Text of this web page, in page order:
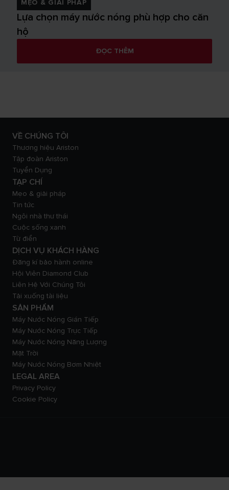
MẸO & GIẢI PHÁP
Lựa chọn máy nước nóng phù hợp cho căn
hộ
ĐỌC THÊM
VỀ CHÚNG TÔI
Thương hiệu Ariston
Tập đoàn Ariston
Tuyển Dụng
TẠP CHÍ
Mẹo & giải pháp
Tin tức
Ngôi nhà thư thái
Cuộc sống xanh
Từ điển
DỊCH VỤ KHÁCH HÀNG
Đăng kí bảo hành online
Hội Viên Diamond Club
Liên Hệ Với Chúng Tôi
Tải xuống tài liệu
SẢN PHẨM
Máy Nước Nóng Gián Tiếp
Máy Nước Nóng Trực Tiếp
Máy Nước Nóng Năng Lượng
Mặt Trời
Máy Nước Nóng Bơm Nhiệt
LEGAL AREA
Privacy Policy
Cookie Policy